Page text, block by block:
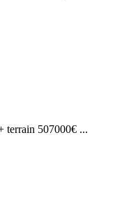
terrain 507000€ ...